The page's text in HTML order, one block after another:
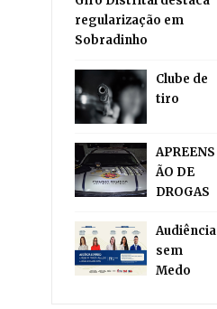
regularização em
Sobradinho
Clube de
tiro
APREENS
ÃO DE
DROGAS
Audiência
sem
Medo